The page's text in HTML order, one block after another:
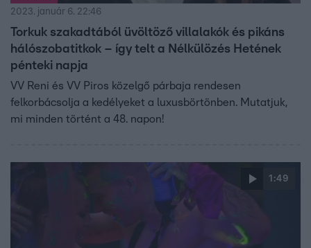
2023. január 6. 22:46
Torkuk szakadtából üvöltöző villalakók és pikáns
hálószobatitkok – így telt a Nélkülözés Hetének
pénteki napja
VV Reni és VV Piros közelgő párbaja rendesen
felkorbácsolja a kedélyeket a luxusbörtönben. Mutatjuk,
mi minden történt a 48. napon!
1:49